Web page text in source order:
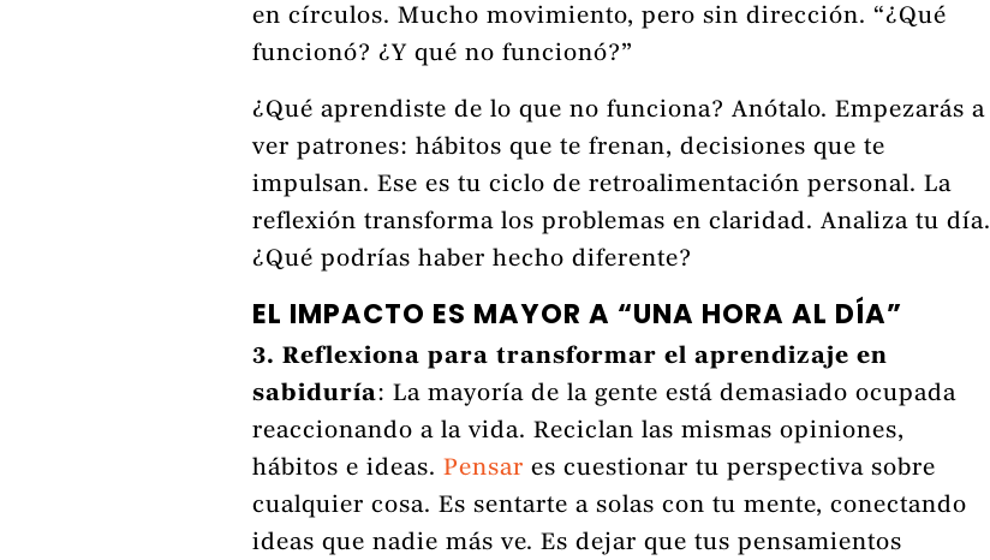
en círculos. Mucho movimiento, pero sin dirección. “¿Qué
funcionó? ¿Y qué no funcionó?”
¿Qué aprendiste de lo que no funciona? Anótalo. Empezarás a
ver patrones: hábitos que te frenan, decisiones que te
impulsan. Ese es tu ciclo de retroalimentación personal. La
reflexión transforma los problemas en claridad. Analiza tu día.
¿Qué podrías haber hecho diferente?
EL IMPACTO ES MAYOR A “UNA HORA AL DÍA”
3. Reflexiona para transformar el aprendizaje en
sabiduría: La mayoría de la gente está demasiado ocupada
reaccionando a la vida. Reciclan las mismas opiniones,
hábitos e ideas. Pensar es cuestionar tu perspectiva sobre
cualquier cosa. Es sentarte a solas con tu mente, conectando
ideas que nadie más ve. Es dejar que tus pensamientos